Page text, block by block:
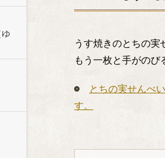
うす焼きのとちの
もう一枚と手がのび
とちの実せんべ
す。